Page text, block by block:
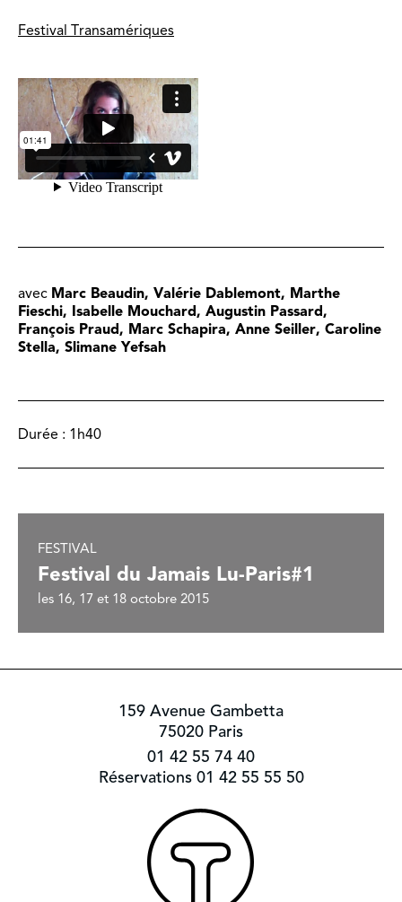
Festival Transamériques
avec Marc Beaudin, Valérie Dablemont, Marthe
Fieschi, Isabelle Mouchard, Augustin Passard,
François Praud, Marc Schapira, Anne Seiller, Caroline
Stella, Slimane Yefsah
Durée : 1h40
FESTIVAL
Festival du Jamais Lu-Paris#1
les 16, 17 et 18 octobre 2015
159 Avenue Gambetta
75020 Paris
01 42 55 74 40
Réservations 01 42 55 55 50